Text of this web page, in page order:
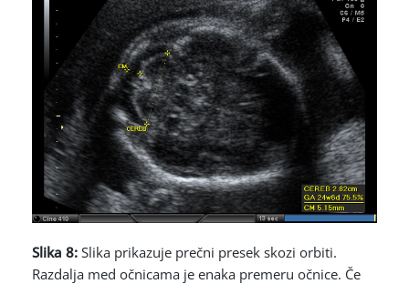
Slika 8: Slika prikazuje prečni presek skozi orbiti.
Razdalja med očnicama je enaka premeru očnice. Če